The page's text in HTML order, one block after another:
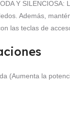
Y
Además,
las teclas de
(Aumenta la